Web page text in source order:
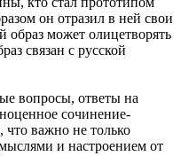
он отразил в ней свои
образ может олицетворять
связан с русской
вопросы, ответы на
сочинение-
важно не только
и настроением от